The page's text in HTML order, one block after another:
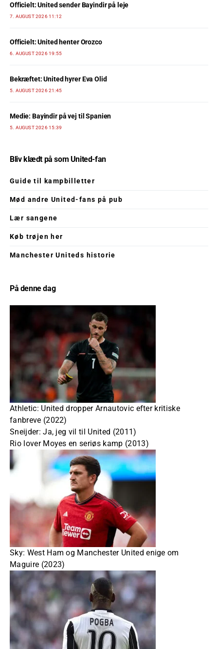
Officielt: United sender Bayindir på leje
7. AUGUST 2026 11:12
Officielt: United henter Orozco
6. AUGUST 2026 19:55
Bekræftet: United hyrer Eva Olid
5. AUGUST 2026 21:45
Medie: Bayindir på vej til Spanien
5. AUGUST 2026 15:39
Bliv klædt på som United-fan
Guide til kampbilletter
Mød andre United-fans på pub
Lær sangene
Køb trøjen her
Manchester Uniteds historie
På denne dag
Athletic: United dropper Arnautovic efter kritiske
fanbreve (2022)
Sneijder: Ja, jeg vil til United (2011)
Rio lover Moyes en seriøs kamp (2013)
Sky: West Ham og Manchester United enige om
Maguire (2023)